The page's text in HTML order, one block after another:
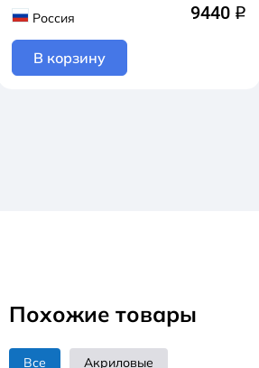
Россия 9440 q
В корзину
Похожие товары
Все Акриловые